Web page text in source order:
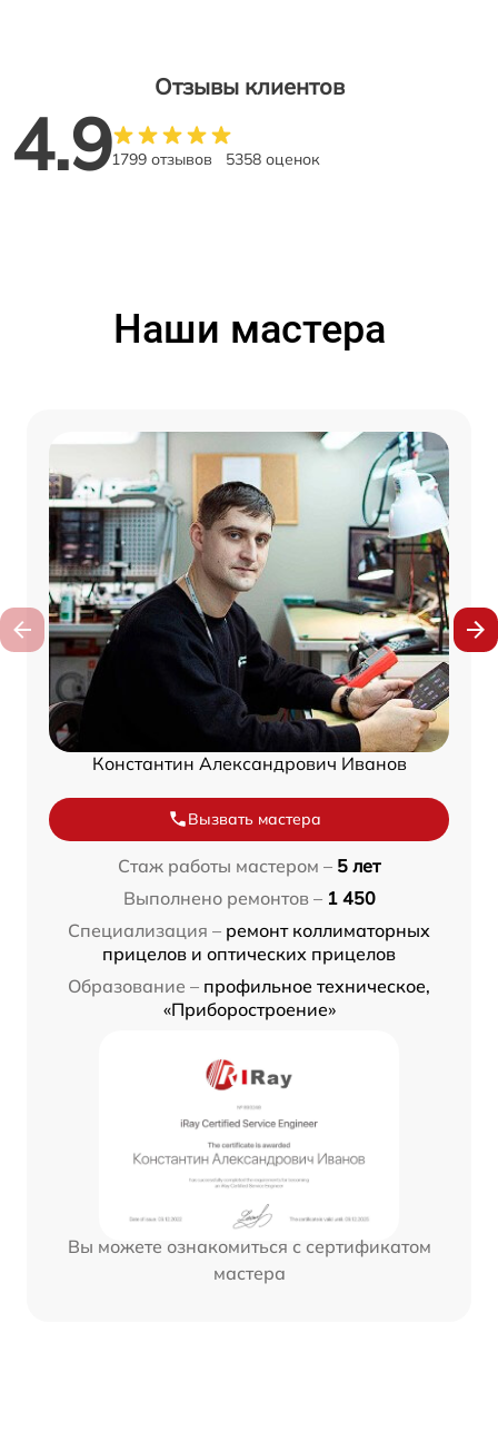
Отзывы клиентов
4.91799 отзывов 5358 оценок
Наши мастера
Константин Александрович Иванов
Вызвать мастера
Стаж работы мастером – 5 лет
Выполнено ремонтов – 1 450
Специализация – ремонт коллиматорных
прицелов и оптических прицелов
Образование – профильное техническое,
«Приборостроение»
Вы можете ознакомиться с сертификатом
мастера